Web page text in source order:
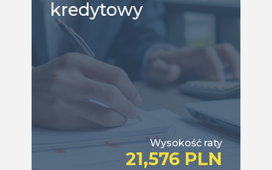
kredytowy
Wysokość raty
21,576 PLN